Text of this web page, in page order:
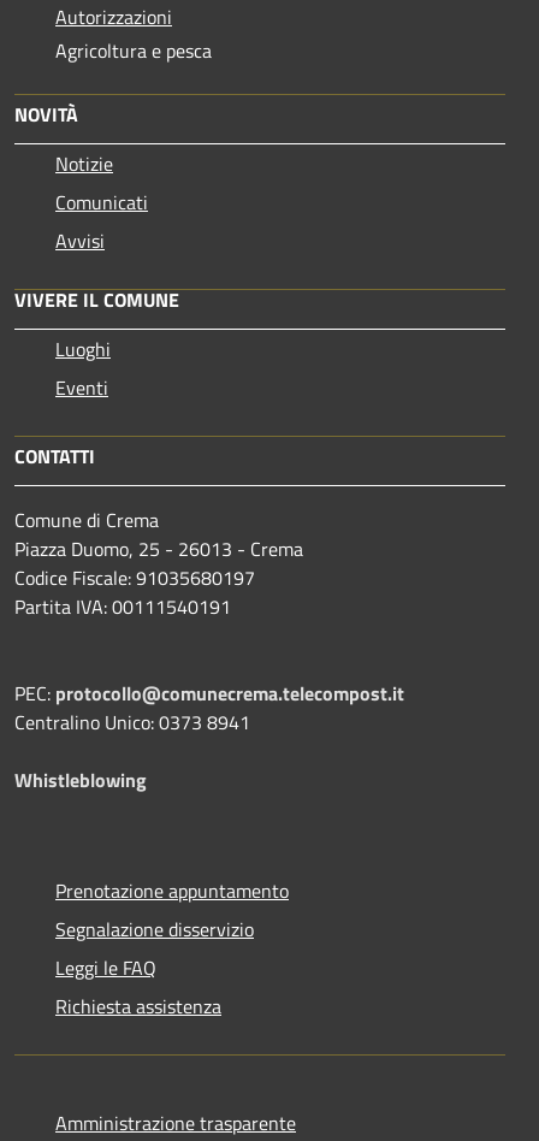
Autorizzazioni
Agricoltura e pesca
NOVITÀ
Notizie
Comunicati
Avvisi
VIVERE IL COMUNE
Luoghi
Eventi
CONTATTI
Comune di Crema
Piazza Duomo, 25 - 26013 - Crema
Codice Fiscale: 91035680197
Partita IVA: 00111540191
PEC: protocollo@comunecrema.telecompost.it
Centralino Unico: 0373 8941
Whistleblowing
Prenotazione appuntamento
Segnalazione disservizio
Leggi le FAQ
Richiesta assistenza
Amministrazione trasparente